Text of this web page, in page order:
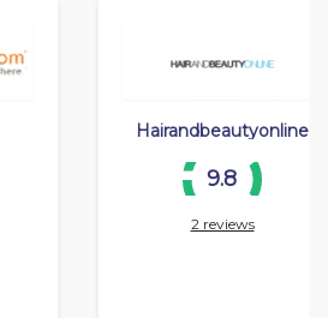
Hairandbeautyonline
9.8
2 reviews